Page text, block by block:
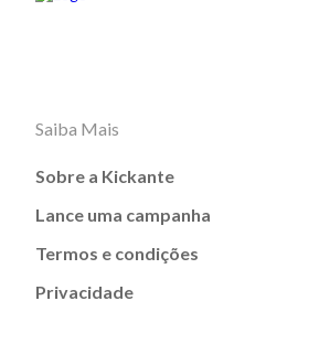
Saiba Mais
Sobre a Kickante
Lance uma campanha
Termos e condições
Privacidade